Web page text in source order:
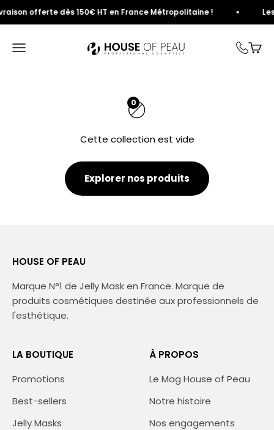
Passer au contenu
offerte dès 150€ HT en France Métropolitaine !
Ouvrir la navigationHouse of Peau Voir
0
Cette collection est vide
Explorer nos produits
HOUSE OF PEAU
Marque N°1 de Jelly Mask en France. Marque de
produits cosmétiques destinée aux professionnels de
l'esthétique.
LA BOUTIQUE
Promotions
Best-sellers
Jelly Masks
À PROPOS
Le Mag House of Peau
Notre histoire
Nos engagements